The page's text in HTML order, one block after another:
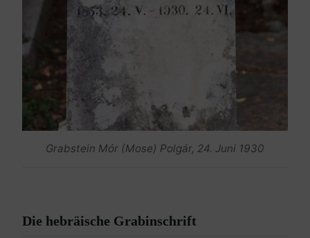
Grabstein Mór (Mose) Polgár, 24. Juni 1930
Die hebräische Grabinschrift